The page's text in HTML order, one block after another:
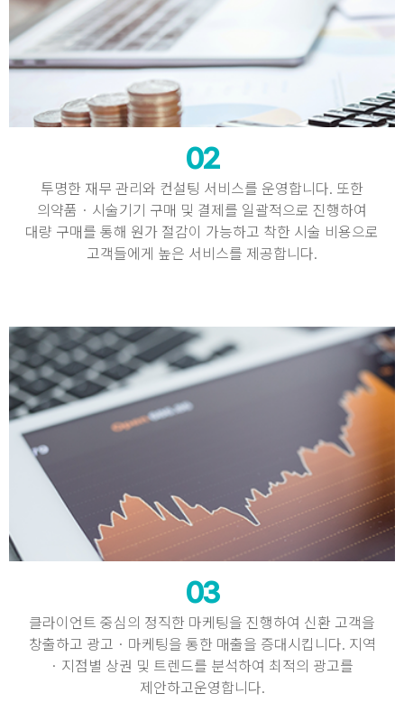
02
투명한 재무 관리와 컨설팅 서비스를 운영합니다. 또한
의약품 · 시술기기 구매 및 결제를 일괄적으로 진행하여
대량 구매를 통해 원가 절감이 가능하고 착한 시술 비용으로
고객들에게 높은 서비스를 제공합니다.
03
클라이언트 중심의 정직한 마케팅을 진행하여 신환 고객을
창출하고 광고 · 마케팅을 통한 매출을 증대시킵니다. 지역
· 지점별 상권 및 트렌드를 분석하여 최적의 광고를
제안하고운영합니다.